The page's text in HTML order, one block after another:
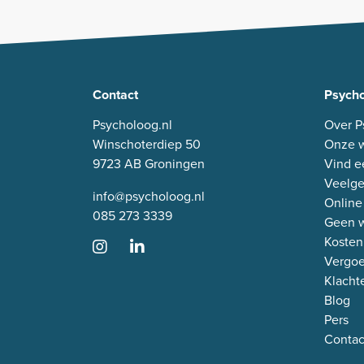
Contact
Psycholoog.nl
Winschoterdiep 50
9723 AB Groningen
info@psycholoog.nl
085 273 3339
Over
Onze
Vind
Geen
Blog
Pers